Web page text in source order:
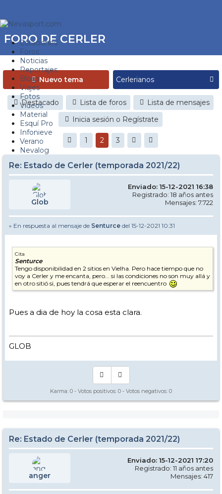
Estaciones
Foros
Noticias
Reportajes
Blogs
Viajes
Fotos
Videos
Material
Esquí Pro
Infonieve
Verano
Nevalog
FORO DE CERLER
Nuevo tema
Destacado Lista de foros
Lista de mensajes
Inicia sesión o Regístrate
1 2 3
Re: Estado de Cerler (temporada 2021/22)
Glob
Enviado: 15-12-2021 16:38
Registrado: 18 años antes
Mensajes: 7.722
» En respuesta al mensaje de Senturce del 15-12-2021 10:31
Cita
Senturce
Tengo disponibilidad en 2 sitios en Vielha. Pero hace tiempo que no
voy a Cerler y me encanta, pero... si las condiciones no son muy allá y
en otro sitió si, pues tendrá que esperar el reencuentro
Pues a dia de hoy la cosa esta clara.
GLOB
Karma: 0 - Votos positivos: 0 - Votos negativos: 0
Re: Estado de Cerler (temporada 2021/22)
anger
Enviado: 15-12-2021 17:20
Registrado: 11 años antes
Mensajes: 417